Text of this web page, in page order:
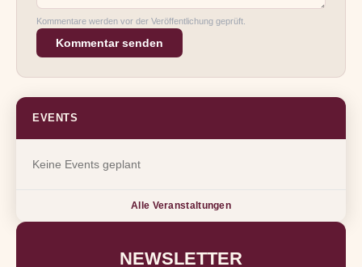
Kommentare werden vor der Veröffentlichung geprüft.
Kommentar senden
EVENTS
Keine Events geplant
Alle Veranstaltungen
NEWSLETTER